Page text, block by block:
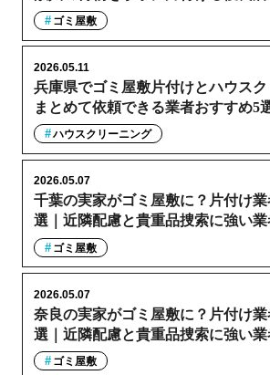
ゴミ屋敷
兵庫県でゴミ屋敷片付けとハウス
まとめて依頼できる業者おすすめ5
2026.05.11
ハウスクリーニング
千葉の実家がゴミ屋敷に？片付け
選｜近隣配慮と貴重品捜索に強い業
2026.05.07
ゴミ屋敷
奈良の実家がゴミ屋敷に？片付け
選｜近隣配慮と貴重品捜索に強い業
2026.05.07
ゴミ屋敷